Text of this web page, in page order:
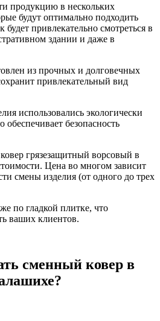
продукцию в нескольких
будут оптимально подходить
привлекательно смотреться в
здании и даже в
из прочных и долговечных
привлекательный вид
использовались экологически
безопасность
грязезащитный ворсовый в
Цена во многом зависит
смены изделия (от одного до трех
по гладкой плитке, что
ваших клиентов.
сменный ковер в